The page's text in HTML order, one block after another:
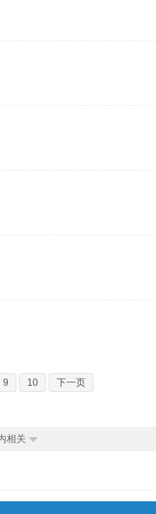
9 10 下一页
相关